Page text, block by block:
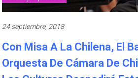
24 septiembre, 2018
Con Misa A La Chilena, El
Orquesta De Cámara De